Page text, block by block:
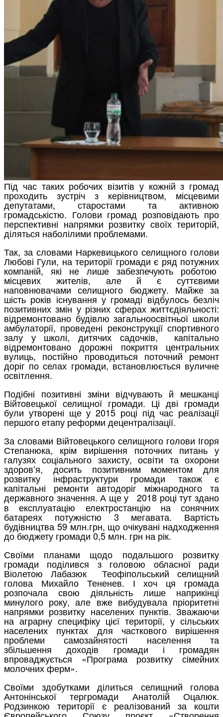
Під час таких робочих візитів у кожній з громад
проходить зустріч з керівництвом, місцевими
депутатами, старостами та активною
громадськістю. Голови громад розповідають про
перспективні напрямки розвитку своїх територій,
діляться наболілими проблемами.
Так, за словами Наркевицького селищного голови
Любові Гули, на території громади є ряд потужних
компаній, які не лише забезпечують роботою
місцевих жителів, але й є суттєвими
наповнювачами селищного бюджету. Майже за
шість років існування у громаді відбулось безліч
позитивних змін у різних сферах життєдіяльності:
відремонтовано будівлю загальноосвітньої школи
амбулаторії, проведені реконструкції спортивного
залу у школі, дитячих садочків, капітально
відремонтовано дорожні покриття центральних
вулиць, постійно проводиться поточний ремонт
доріг по селах громади, встановлюється вуличне
освітлення.
Подібні позитивні зміни відчувають й мешканці
Війтовецької селищної громади. Ці дві громади
були утворені ще у 2015 році під час реалізації
першого етапу реформи децентралізації.
За словами Війтовецького селищного голови Ігоря
Степанюка, крім вирішення поточних питань у
галузях соціального захисту, освіти та охорони
здоров’я, досить позитивним моментом для
розвитку інфраструктури громади також є
капітальні ремонти автодоріг міжнародного та
державного значення. А ще у 2018 році тут здано
в експлуатацію електростанцію на сонячних
батареях потужністю 3 мегавата. Вартість
будівництва 59 млн.грн, що очікувані надходження
до бюджету громади 0,5 млн. грн на рік.
Своїми планами щодо подальшого розвитку
громади поділився з головою обласної ради
Віолетою Лабазюк Теофіпольський селищний
голова Михайло Тененев. І хоч ця громада
розпочала свою діяльність лише наприкінці
минулого року, але вже вибудувала пріоритетні
напрямки розвитку населених пунктів. Зважаючи
на аграрну специфіку цієї території, у сільських
населених пунктах для часткового вирішення
проблеми самозайнятості населення та
збільшення доходів громади і громадян
впроваджується «Програма розвитку сімейних
молочних ферм».
Своїми здобутками ділиться селищний голова
Антонінської тергромади Анатолій Оцалюк.
Родзинкою території є реалізований за кошти